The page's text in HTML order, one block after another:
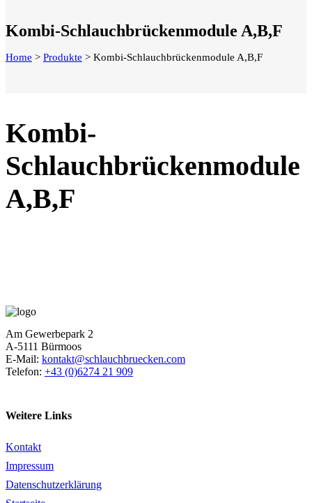
Kombi-Schlauchbrückenmodule A,B,F
Home > Produkte > Kombi-Schlauchbrückenmodule A,B,F
Kombi-
Schlauchbrückenmodule
A,B,F
Am Gewerbepark 2
A-5111 Bürmoos
E-Mail: kontakt@schlauchbruecken.com
Telefon: +43 (0)6274 21 909
Weitere Links
Kontakt
Impressum
Datenschutzerklärung